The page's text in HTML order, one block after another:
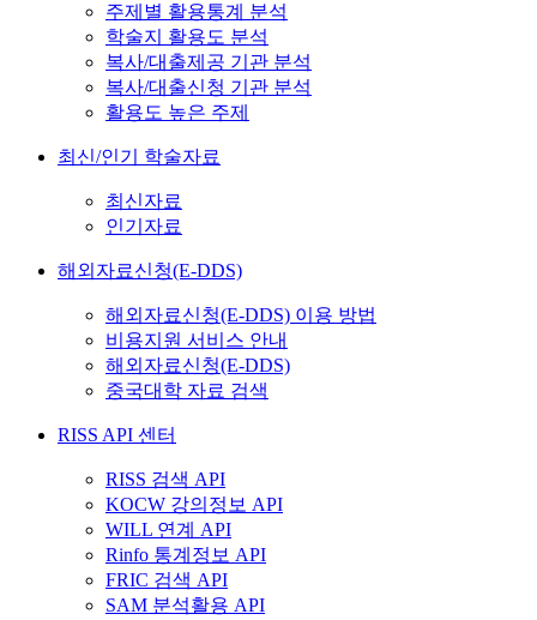
주제별 활용통계 분석
학술지 활용도 분석
복사/대출제공 기관 분석
복사/대출신청 기관 분석
활용도 높은 주제
최신/인기 학술자료
최신자료
인기자료
해외자료신청(E-DDS)
해외자료신청(E-DDS) 이용 방법
비용지원 서비스 안내
해외자료신청(E-DDS)
중국대학 자료 검색
RISS API 센터
RISS 검색 API
KOCW 강의정보 API
WILL 연계 API
Rinfo 통계정보 API
FRIC 검색 API
SAM 분석활용 API